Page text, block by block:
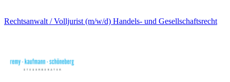
Rechtsanwalt / Volljurist (m/w/d) Handels- und Gesellschaftsrecht